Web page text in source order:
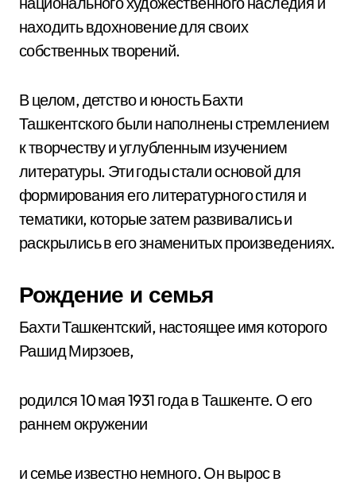
находить вдохновение для своих
собственных творений.
В целом, детство и юность Бахти
Ташкентского были наполнены стремлением
к творчеству и углубленным изучением
литературы. Эти годы стали основой для
формирования его литературного стиля и
тематики, которые затем развивались и
раскрылись в его знаменитых произведениях.
Рождение и семья
Бахти Ташкентский, настоящее имя которого
Рашид Мирзоев,
родился 10 мая 1931 года в Ташкенте. О его
раннем окружении
и семье известно немного. Он вырос в